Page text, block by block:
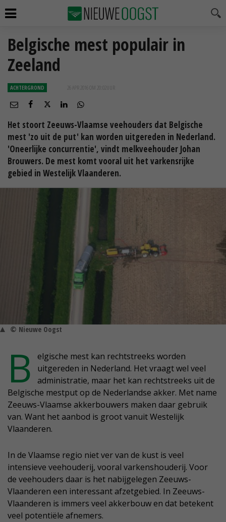
Belgische mest populair in
Zeeland
ACHTERGROND 26 APR 2016 OM 20:02
Het stoort Zeeuws-Vlaamse veehouders dat Belgische
mest 'zo uit de put' kan worden uitgereden in Nederland.
'Oneerlijke concurrentie', vindt melkveehouder Johan
Brouwers. De mest komt vooral uit het varkensrijke
gebied in Westelijk Vlaanderen.
© Nieuwe Oogst
B
elgische mest kan rechtstreeks worden
uitgereden in Nederland. Het vraagt wel veel
administratie, maar het kan rechtstreeks uit de
Belgische mestput op de Nederlandse akker. Met name
Zeeuws-Vlaamse akkerbouwers maken daar gebruik
van. Want het aanbod is groot vanuit Westelijk
Vlaanderen.
In de Vlaamse regio niet ver van de kust is veel
intensieve veehouderij, vooral varkenshouderij. Voor
de veehouders daar is het nabijgelegen Zeeuws-
Vlaanderen een interessant afzetgebied. In Zeeuws-
Vlaanderen is immers veel akkerbouw en dat betekent
veel potentiële afnemers.